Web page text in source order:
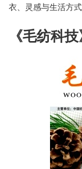
衣、灵感与生活方
《毛纺科技